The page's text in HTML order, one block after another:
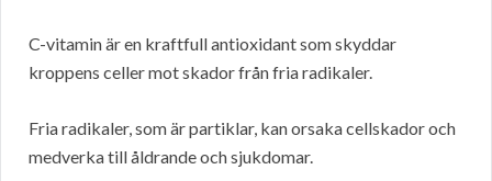
C-vitamin är en kraftfull antioxidant som skyddar
kroppens celler mot skador från fria radikaler.
Fria radikaler, som är partiklar, kan orsaka cellskador och
medverka till åldrande och sjukdomar.